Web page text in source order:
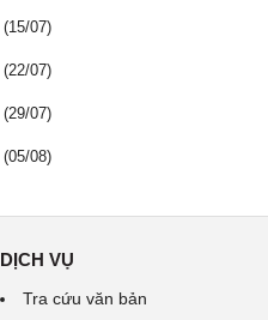
(15/07)
(22/07)
(29/07)
(05/08)
DỊCH VỤ
Tra cứu văn bản